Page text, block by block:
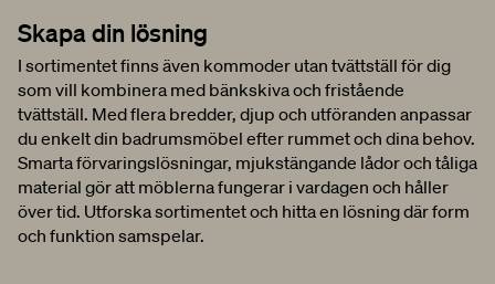
Skapa din lösning
I sortimentet finns även kommoder utan tvättställ för dig
som vill kombinera med bänkskiva och fristående
tvättställ. Med flera bredder, djup och utföranden anpassar
du enkelt din badrumsmöbel efter rummet och dina behov.
Smarta förvaringslösningar, mjukstängande lådor och tåliga
material gör att möblerna fungerar i vardagen och håller
över tid. Utforska sortimentet och hitta en lösning där form
och funktion samspelar.